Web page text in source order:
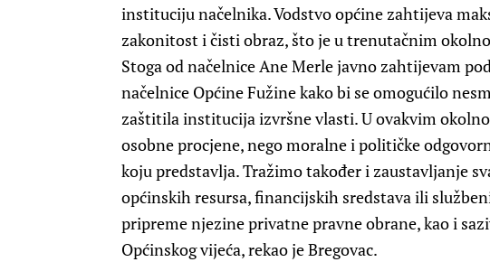
instituciju načelnika. Vodstvo općine zahtijeva
zakonitost i čisti obraz, što je u trenutačnim
Stoga od načelnice Ane Merle javno zahtijevam
načelnice Općine Fužine kako bi se omogućilo
zaštitila institucija izvršne vlasti. U ovakvim
osobne procjene, nego moralne i političke
koju predstavlja. Tražimo također i zaustavljanje
općinskih resursa, financijskih sredstava ili
pripreme njezine privatne pravne obrane, kao i
Općinskog vijeća, rekao je Bregovac.